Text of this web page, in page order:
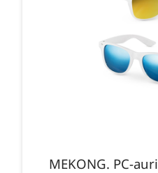
MEKONG. PC-